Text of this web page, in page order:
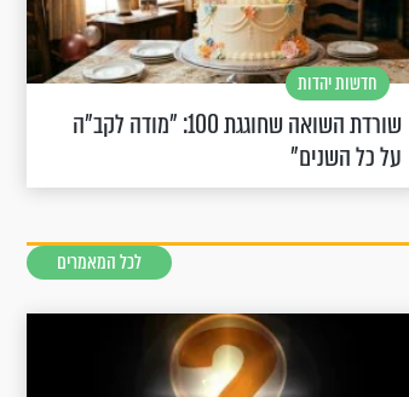
חדשות יהדות
שורדת השואה שחוגגת 100: "מודה לקב"ה
על כל השנים"
לכל המאמרים